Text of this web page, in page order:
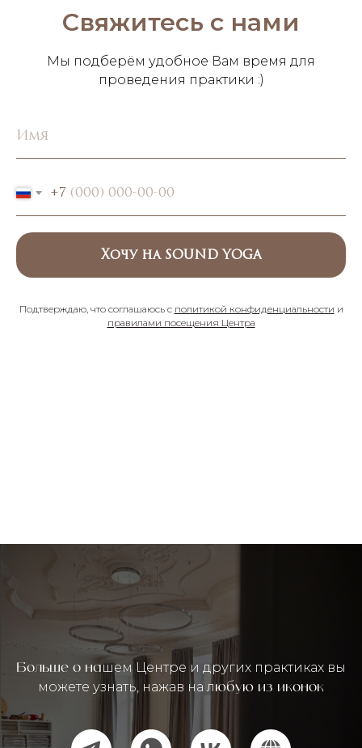
Свяжитесь с нами
Мы подберём удобное Вам время для
проведения практики :)
Имя
+7
Хочу на SOUND YOGA
Подтверждаю, что соглашаюсь с политикой конфиденциальности и
правилами посещения Центра
Больше о нашем Центре и других практиках вы
можете узнать, нажав на любую из иконок